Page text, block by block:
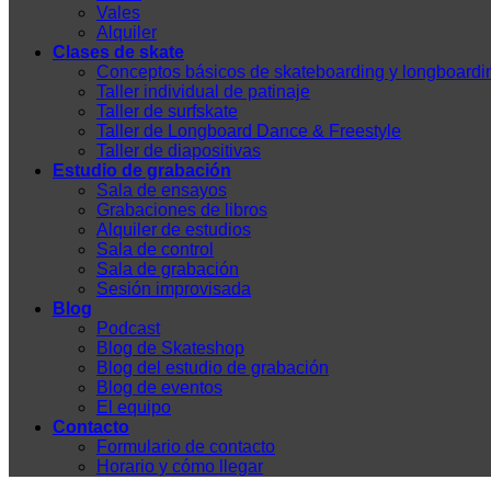
Vales
Alquiler
Clases de skate
Conceptos básicos de skateboarding y
Taller individual de patinaje
Taller de surfskate
Taller de Longboard Dance & Freestyle
Taller de diapositivas
Estudio de grabación
Sala de ensayos
Grabaciones de libros
Alquiler de estudios
Sala de control
Sala de grabación
Sesión improvisada
Blog
Podcast
Blog de Skateshop
Blog del estudio de grabación
Blog de eventos
El equipo
Contacto
Formulario de contacto
Horario y cómo llegar